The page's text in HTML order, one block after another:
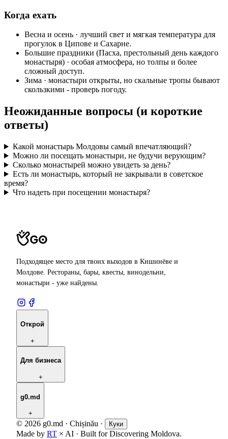
Когда ехать
Весна и осень · лучший свет и мягкая температура для
прогулок в Ципове и Сахарне.
Большие праздники (Пасха, престольный день каждого
монастыря) · особая атмосфера, но толпы и более
сложный доступ.
Зима · монастыри открыты, но скальные тропы бывают
скользкими - проверь погоду.
Неожиданные вопросы (и короткие
ответы)
Какой монастырь Молдовы самый впечатляющий?
Можно ли посещать монастыри, не будучи верующим?
Сколько монастырей можно увидеть за день?
Есть ли монастырь, который не закрывали в советское
время?
Что надеть при посещении монастыря?
Подходящее место для твоих выходов в Кишинёве и
Молдове. Рестораны, бары, квесты, винодельни,
монастыри - уже найдены.
Открой
+
Для бизнеса
+
g0.md
+
© 2026 g0.md · Chișinău · Куки
Made by RT × AI · Built for Discovering Moldova.